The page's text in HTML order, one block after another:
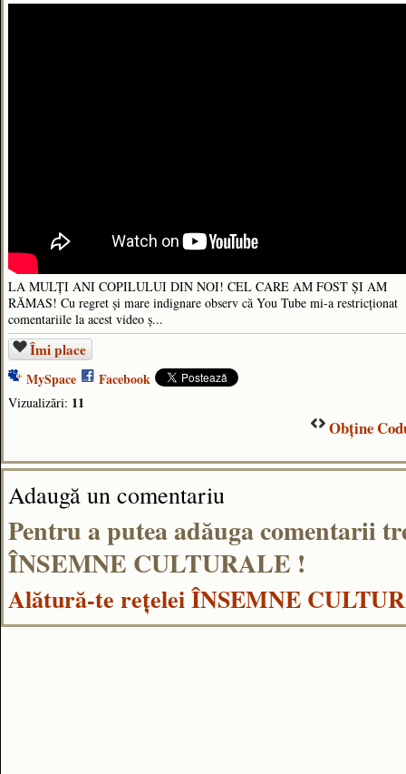
LA MULȚI ANI COPILULUI DIN NOI! CEL CARE AM FOST ȘI AM
RĂMAS! Cu regret și mare indignare observ că You Tube mi-a restricționat
comentariile la acest video ș...
Îmi place
MySpace Facebook
Vizualizări: 11
Obţine
Adaugă un comentariu
Pentru a putea adăuga comentarii
ÎNSEMNE CULTURALE !
Alătură-te reţelei ÎNSEMNE